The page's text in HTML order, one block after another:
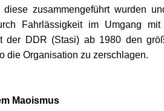
diese zusammengeführt wurden
Fahrlässigkeit im Umgang
der DDR (Stasi) ab 1980 den
die Organisation zu zerschlagen.
Maoismus